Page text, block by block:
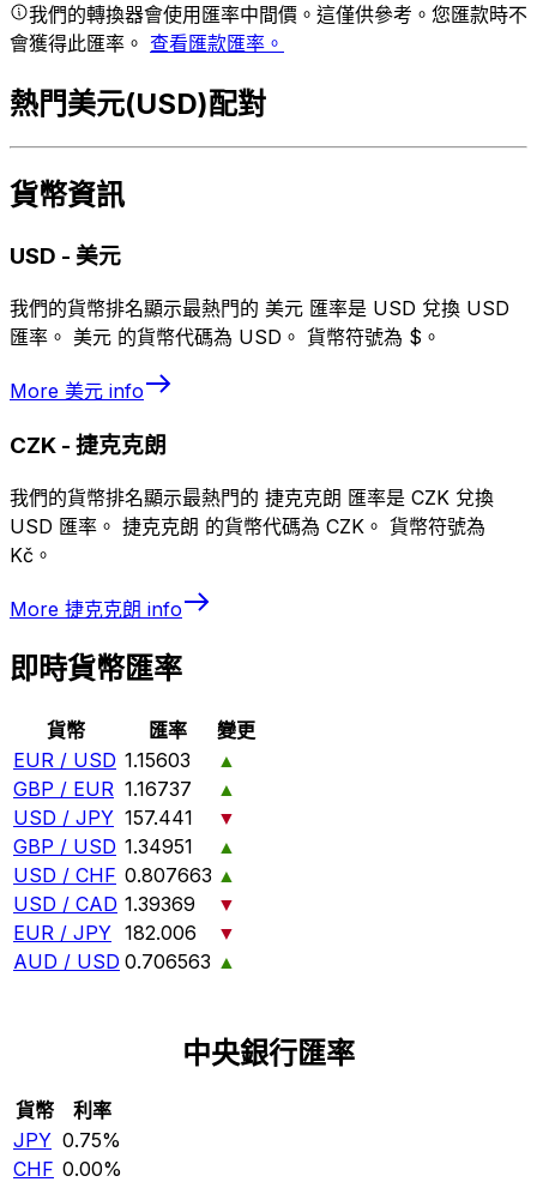
我們的轉換器會使用匯率中間價。這僅供參考。您匯款時不
會獲得此匯率。 查看匯款匯率。
熱門美元(USD)配對
貨幣資訊
USD - 美元
我們的貨幣排名顯示最熱門的 美元 匯率是 USD 兌換 USD
匯率。 美元 的貨幣代碼為 USD。 貨幣符號為 $。
More 美元 info
CZK - 捷克克朗
我們的貨幣排名顯示最熱門的 捷克克朗 匯率是 CZK 兌換
USD 匯率。 捷克克朗 的貨幣代碼為 CZK。 貨幣符號為
Kč。
More 捷克克朗 info
即時貨幣匯率
貨幣 匯率
變更
EUR / USD 1.15603
▲
GBP / EUR 1.16737
▲
USD / JPY 157.441
▼
GBP / USD 1.34951
▲
USD / CHF 0.807663 ▲
USD / CAD 1.39369
▼
EUR / JPY 182.006
▼
AUD / USD 0.706563 ▲
中央銀行匯率
貨幣
利率
JPY 0.75%
CHF 0.00%